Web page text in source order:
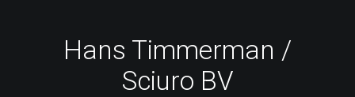
Hans Timmerman /
Sciuro BV